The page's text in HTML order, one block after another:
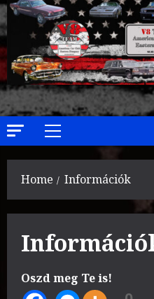
Primary
Home Információk
Oszd meg Te is!